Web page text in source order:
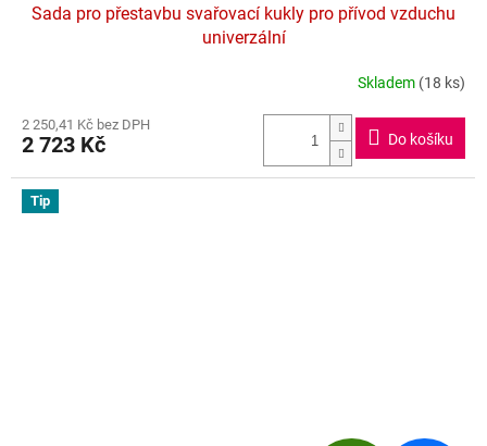
Sada pro přestavbu svařovací kukly pro přívod vzduchu
univerzální
produktu
je
z
5
Skladem (18 ks)
2 250,41 Kč bez DPH
2 723 Kč Do košíku
Tip